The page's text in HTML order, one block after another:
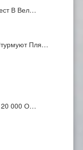
В Вел…
Пля…
20 000 О…